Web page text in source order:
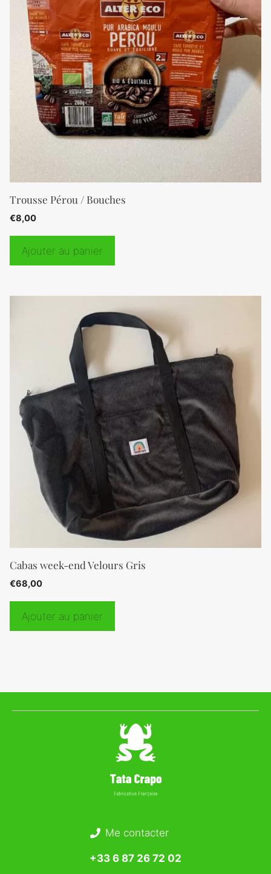
Trousse Pérou / Bouches
€8,00
Ajouter au panier
Cabas week-end Velours Gris
€68,00
Ajouter au panier
Me contacter
+33 6 87 26 72 02